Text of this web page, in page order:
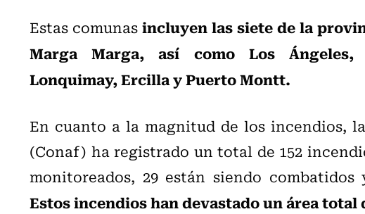
Estas comunasincluyen las siete de la
Marga Marga, así como Los Ángeles,
Lonquimay, Ercilla y Puerto Montt.
En cuanto a la magnitud de los incendios,
(Conaf) ha registrado un total de 152
monitoreados, 29 están siendo
Estos incendios han devastado un área total